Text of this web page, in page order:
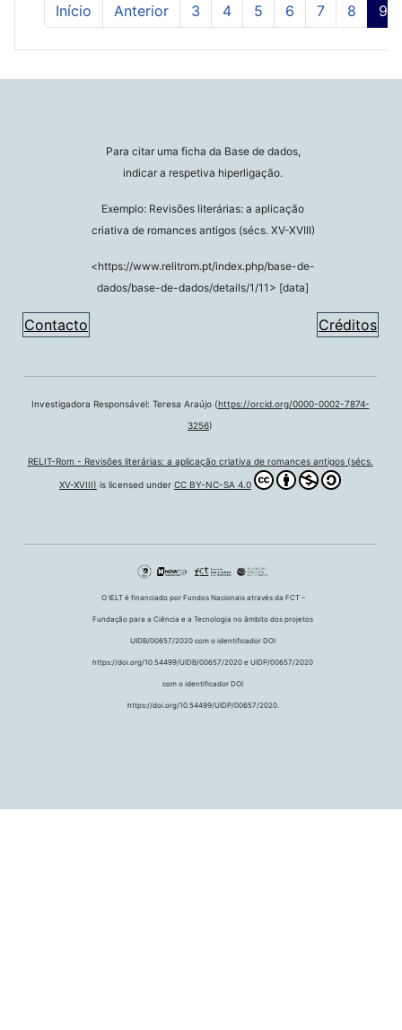
Início Anterior 3 4 5 6 7 8 9
Para citar uma ficha da Base de dados,
indicar a respetiva hiperligação.
Exemplo: Revisões literárias: a aplicação
criativa de romances antigos (sécs. XV-XVIII)
<https://www.relitrom.pt/index.php/base-de-
dados/base-de-dados/details/1/11> [data]
Contacto Créditos
Investigadora Responsável: Teresa Araújo (https://orcid.org/0000-0002-7874-
3256)
RELIT-Rom - Revisões literárias: a aplicação criativa de romances antigos (sécs.
XV-XVIII) is licensed under CC BY-NC-SA 4.0
O IELT é financiado por Fundos Nacionais através da FCT –
Fundação para a Ciência e a Tecnologia no âmbito dos projetos
UIDB/00657/2020 com o identificador DOI
https://doi.org/10.54499/UIDB/00657/2020 e UIDP/00657/2020
com o identificador DOI
https://doi.org/10.54499/UIDP/00657/2020.